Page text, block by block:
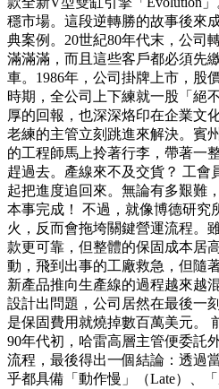
穩市場。這段逆轉勝的故事後來
典案例。20世紀80年代末，公司
滿滿滿，而且這些客戶都必須先
車。1986年，公司掛牌上市，股
時期，全公司上下練就一股「絕
厚的回報，也深深烙印在企業文
老練的主管立刻跳進來解決。賓
的工程師馬上拎著行李，帶著一
趕過去。產線來不及交貨？ 工會
起把進度追回來。無論有多艱難
本事完成！ 不過，就像博德研究
火，反而會拖垮關鍵營運流程。
款更可靠，但整體的保固成本居
動，飛到出事的工廠救急，但隨
新產品推向生產線的過程越來越
設計出問題，公司居然在最後一
是保固費用就燒掉數百萬美元。
90年代初，哈雷高層主管便委託
流程，最後得出一個結論：透過
乎都具備「動作慢」（Late）、